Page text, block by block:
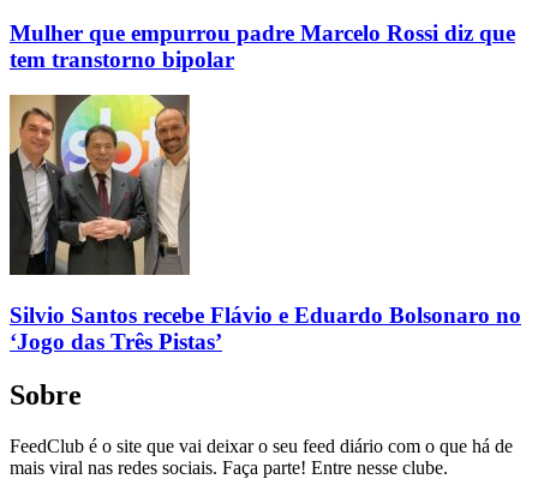
Mulher que empurrou padre Marcelo Rossi diz que
tem transtorno bipolar
Silvio Santos recebe Flávio e Eduardo Bolsonaro no
‘Jogo das Três Pistas’
Sobre
FeedClub é o site que vai deixar o seu feed diário com o que há de
mais viral nas redes sociais. Faça parte! Entre nesse clube.